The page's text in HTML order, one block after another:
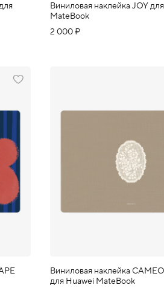
Виниловая наклейка JOY
MateBook
2 000 ₽
Виниловая наклейка
для Huawei MateBook